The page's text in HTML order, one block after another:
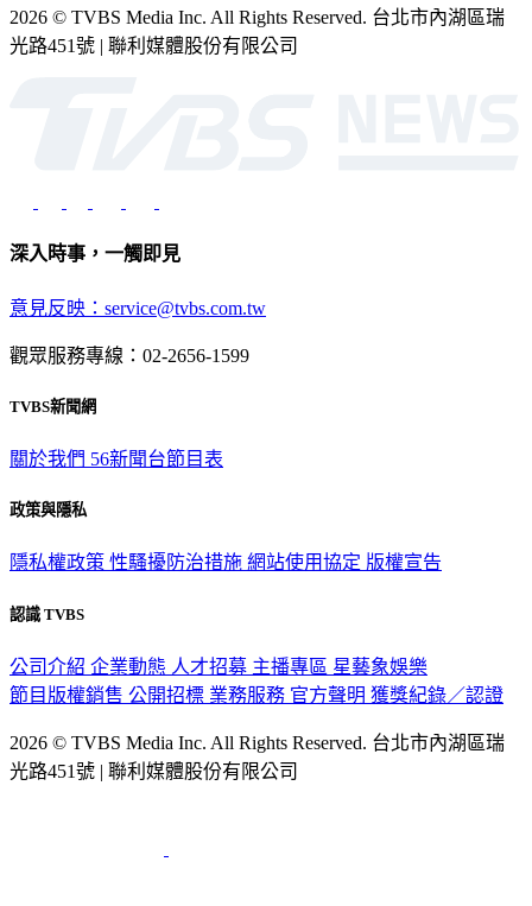
2026 © TVBS Media Inc. All Rights Reserved. 台北市內湖區瑞
光路451號 | 聯利媒體股份有限公司
深入時事，一觸即見
意見反映：service@tvbs.com.tw
觀眾服務專線：02-2656-1599
TVBS新聞網
關於我們 56新聞台節目表
政策與隱私
隱私權政策 性騷擾防治措施 網站使用協定 版權宣告
認識 TVBS
公司介紹 企業動態 人才招募 主播專區 星藝象娛樂
節目版權銷售 公開招標 業務服務 官方聲明 獲獎紀錄／認證
2026 © TVBS Media Inc. All Rights Reserved. 台北市內湖區瑞
光路451號 | 聯利媒體股份有限公司